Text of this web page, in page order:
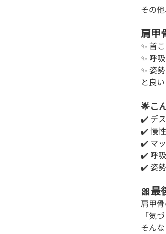
その
肩甲
✨ 首
✨ 呼
✨ 姿
と良
🌟こ
✔️ デ
✔️ 慢
✔️ マ
✔️ 呼
✔️ 姿
🎀
肩甲
「気
そん